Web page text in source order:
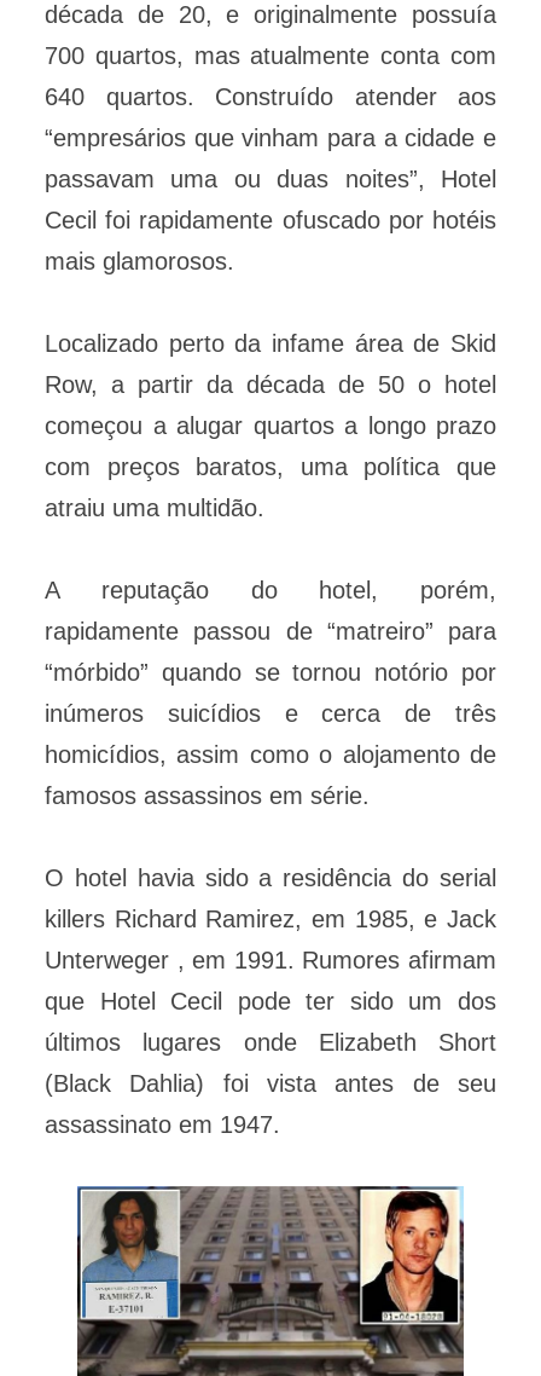
década de 20, e originalmente possuía
700 quartos, mas atualmente conta com
640 quartos. Construído atender aos
“empresários que vinham para a cidade e
passavam uma ou duas noites”, Hotel
Cecil foi rapidamente ofuscado por hotéis
mais glamorosos.
Localizado perto da infame área de Skid
Row, a partir da década de 50 o hotel
começou a alugar quartos a longo prazo
com preços baratos, uma política que
atraiu uma multidão.
A reputação do hotel, porém,
rapidamente passou de “matreiro” para
“mórbido” quando se tornou notório por
inúmeros suicídios e cerca de três
homicídios, assim como o alojamento de
famosos assassinos em série.
O hotel havia sido a residência do serial
killers Richard Ramirez, em 1985, e Jack
Unterweger , em 1991. Rumores afirmam
que Hotel Cecil pode ter sido um dos
últimos lugares onde Elizabeth Short
(Black Dahlia) foi vista antes de seu
assassinato em 1947.